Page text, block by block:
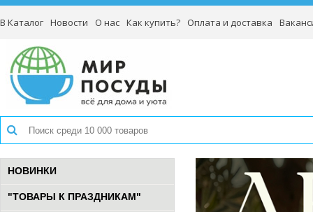
В Каталог Новости О нас Как купить? Оплата и доставка
НОВИНКИ
"ТОВАРЫ К ПРАЗДНИКАМ"